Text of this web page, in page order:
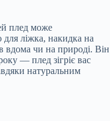
плед може
для ліжка, накидка на
вдома чи на природі. Він
— плед зігріє вас
натуральним